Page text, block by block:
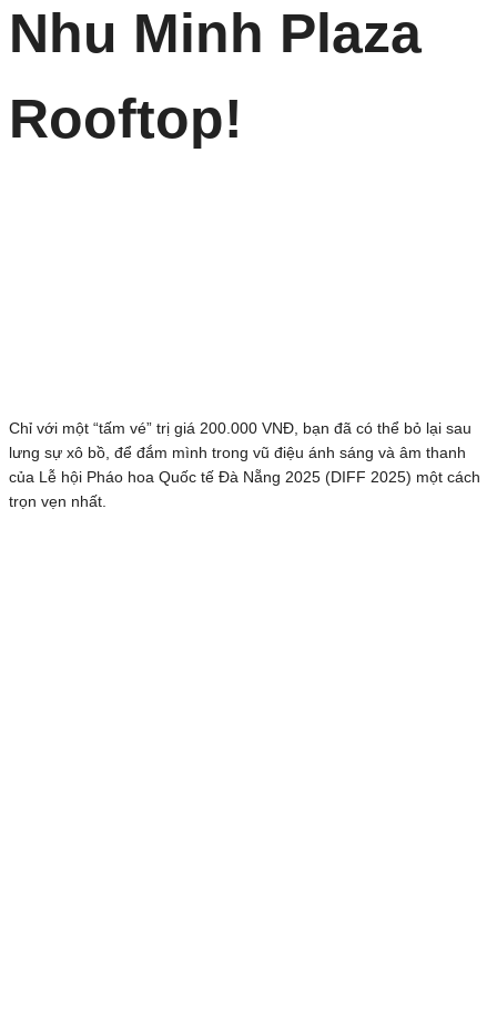
Nhu Minh Plaza
Rooftop!
Chỉ với một “tấm vé” trị giá 200.000 VNĐ, bạn đã có thể bỏ lại sau
lưng sự xô bồ, để đắm mình trong vũ điệu ánh sáng và âm thanh
của Lễ hội Pháo hoa Quốc tế Đà Nẵng 2025 (DIFF 2025) một cách
trọn vẹn nhất.